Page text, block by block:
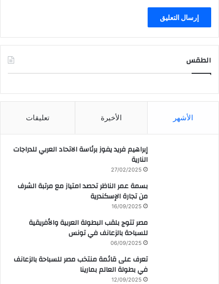
الطقس
الأشهر الأخيرة تعليقات
إبراهيم فريد يفوز برئاسة الاتحاد العربي للدراجات
النارية
27/02/2025
بسمة عمر الناظر تحصد امتياز مع مرتبة الشرف
من تجارة الإسكندرية
16/09/2025
مصر تتوج بلقب البطولة العربية والأفريقية
للسباحة بالزعانف في تونس
06/09/2025
تعرف على قائمة منتخب مصر للسباحة بالزعانف
في بطولة العالم بمارينا
12/09/2025